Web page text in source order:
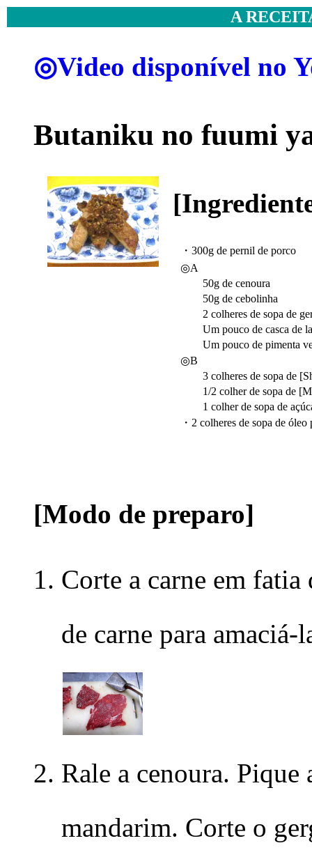
A
◎Video disponível no
Butaniku no fuumi
・300g de pernil de porco
◎A
50g de cenoura
50g de cebolinha
2 colheres de sopa de
Um pouco de casca de
Um pouco de pimenta
◎B
3 colheres de sopa de
1/2 colher de sopa de
1 colher de sopa de
・2 colheres de sopa de óleo
[Modo de preparo]
Corte a carne em
de carne para amaciá-
Rale a cenoura. Pique
mandarim. Corte o